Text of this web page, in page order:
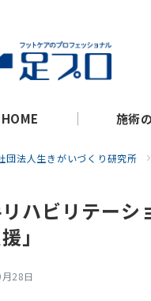
HOME 施術
団法人生きがいづくり研究所
ハビリテー
」
28日